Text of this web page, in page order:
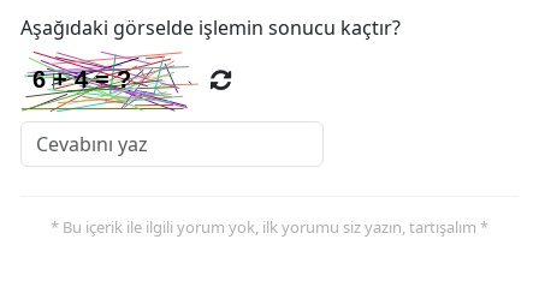
Aşağıdaki görselde işlemin sonucu kaçtır?
* Bu içerik ile ilgili yorum yok, ilk yorumu siz yazın, tartışalım *